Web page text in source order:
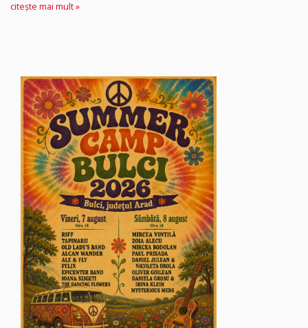
citește mai mult »